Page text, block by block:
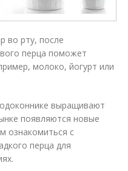
во рту, после
перца поможет
молоко, йогурт или
выращивают
появляются новые
ознакомиться с
перца для